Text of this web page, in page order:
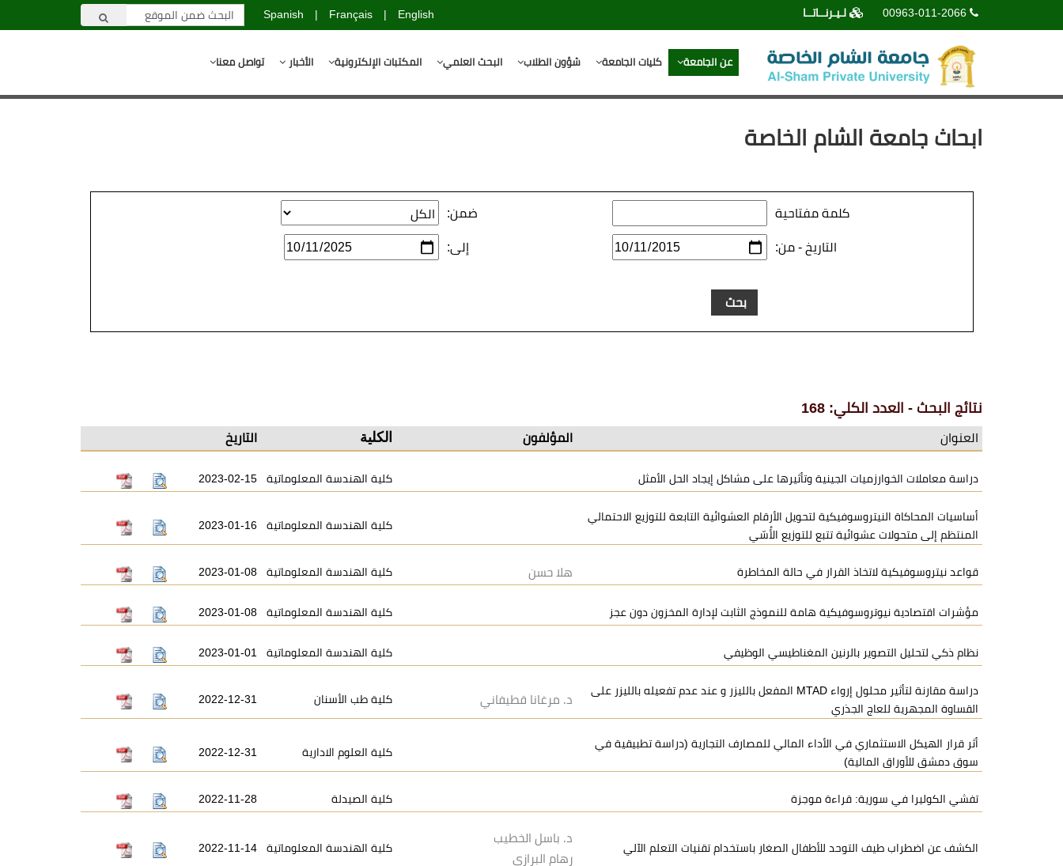
00963-011-2066 لـيـرنــاتــا English
|
Français
|
Spanish
عن الجامعة كليات الجامعة شؤون الطلاب البحث العلمي المكتبات الإلكترونية الأخبار تواصل معنا
ابحاث جامعة الشام الخاصة
كلمة مفتاحية ضمن:
التاريخ - من: إلى:
نتائج البحث - العدد الكلي: 168
العنوان المؤلفون الكلية التاريخ
دراسة معاملات الخوارزميات الجينية وتأثيرها على مشاكل إيجاد الحل الأمثل كلية الهندسة المعلوماتية 2023-02-15
أساسيات المحاكاة النيتروسوفيكية لتحويل الأرقام العشوائية التابعة للتوزيع الاحتمالي
المنتظم إلى متحولات عشوائية تتبع للتوزيع الأُسّي
كلية الهندسة المعلوماتية 2023-01-16
قواعد نيتروسوفيكية لاتخاذ القرار في حالة المخاطرة هلا حسن كلية الهندسة المعلوماتية 2023-01-08
مؤشرات اقتصادية نيوتروسوفيكية هامة للنموذج الثابت لإدارة المخزون دون عجز كلية الهندسة المعلوماتية 2023-01-08
نظام ذكي لتحليل التصوير بالرنين المغناطيسي الوظيفي كلية الهندسة المعلوماتية 2023-01-01
دراسة مقارنة لتأثير محلول إرواء MTAD المفعل بالليزر و عند عدم تفعيله بالليزر على
القساوة المجهرية للعاج الجذري
د. مرغانا قطيفاني كلية طب الأسنان 2022-12-31
أثر قرار الهيكل الاستثماري في الأداء المالي للمصارف التجارية (دراسة تطبيقية في
سوق دمشق للأوراق المالية)
كلية العلوم الادارية 2022-12-31
تفشي الكوليرا في سورية: قراءة موجزة كلية الصيدلة 2022-11-28
الكشف عن اضطراب طيف التوحد للأطفال الصغار باستخدام تقنيات التعلم الآلي
د. باسل الخطيب
رهام البرازي
كلية الهندسة المعلوماتية 2022-11-14